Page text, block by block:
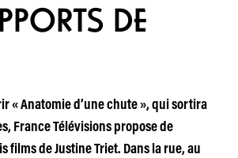
DE
« Anatomie d’une chute », qui sortira
France Télévisions propose de
films de Justine Triet. Dans la rue, au